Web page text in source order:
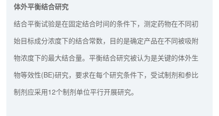
体外平衡结合研究
结合平衡试验是在固定结合时间的条件下，测定药物在不同初
始目标成分浓度下的结合常数，目的是确定产品在不同被吸附
物浓度下的最大结合量。平衡结合研究被认为是关键的体外生
物等效性(BE)研究，要求在每个研究条件下，受试制剂和参比
制剂应采用12个制剂单位平行开展研究。